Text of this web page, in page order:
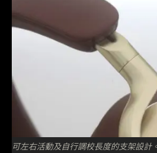
可左右活動及自行調校長度的支架設計